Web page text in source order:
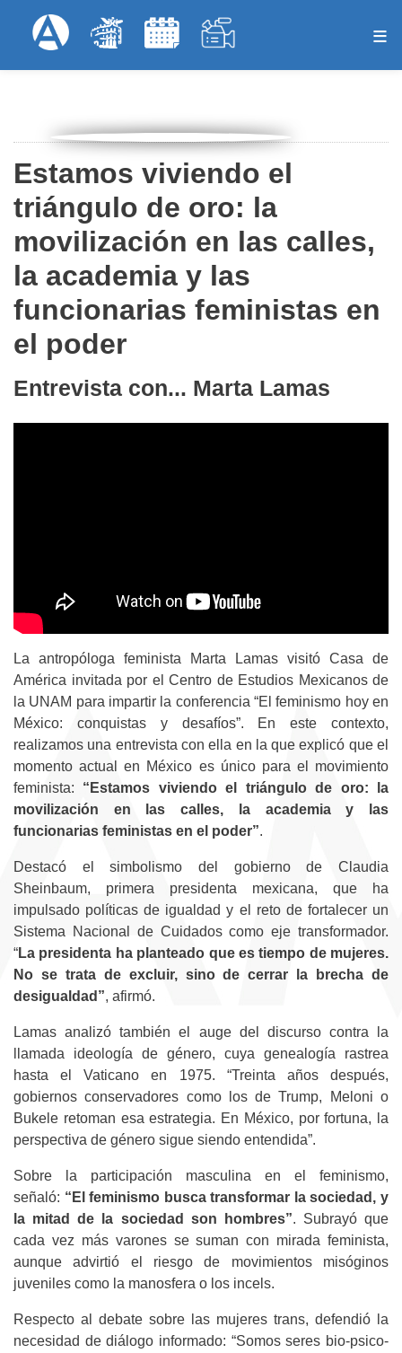
al
Menú Superior
Estamos viviendo el
triángulo de oro: la
movilización en las calles,
la academia y las
funcionarias feministas en
el poder
Entrevista con... Marta Lamas
La antropóloga feminista Marta Lamas visitó Casa de
América invitada por el Centro de Estudios Mexicanos de
la UNAM para impartir la conferencia “El feminismo hoy en
México: conquistas y desafíos”. En este contexto,
realizamos una entrevista con ella en la que explicó que el
momento actual en México es único para el movimiento
feminista: “Estamos viviendo el triángulo de oro: la
movilización en las calles, la academia y las
funcionarias feministas en el poder”.
Destacó el simbolismo del gobierno de Claudia
Sheinbaum, primera presidenta mexicana, que ha
impulsado políticas de igualdad y el reto de fortalecer un
Sistema Nacional de Cuidados como eje transformador.
“La presidenta ha planteado que es tiempo de mujeres.
No se trata de excluir, sino de cerrar la brecha de
desigualdad”, afirmó.
Lamas analizó también el auge del discurso contra la
llamada ideología de género, cuya genealogía rastrea
hasta el Vaticano en 1975. “Treinta años después,
gobiernos conservadores como los de Trump, Meloni o
Bukele retoman esa estrategia. En México, por fortuna, la
perspectiva de género sigue siendo entendida”.
Sobre la participación masculina en el feminismo,
señaló: “El feminismo busca transformar la sociedad, y
la mitad de la sociedad son hombres”. Subrayó que
cada vez más varones se suman con mirada feminista,
aunque advirtió el riesgo de movimientos misóginos
juveniles como la manosfera o los incels.
Respecto al debate sobre las mujeres trans, defendió la
necesidad de diálogo informado: “Somos seres bio-psico-